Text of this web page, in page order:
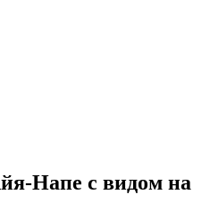
Напе с видом на